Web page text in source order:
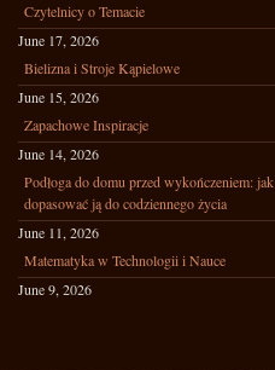
Czytelnicy o Temacie
June 17, 2026
Bielizna i Stroje Kąpielowe
June 15, 2026
Zapachowe Inspiracje
June 14, 2026
Podłoga do domu przed wykończeniem: jak
dopasować ją do codziennego życia
June 11, 2026
Matematyka w Technologii i Nauce
June 9, 2026